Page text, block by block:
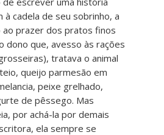
à cadela de seu sobrinho, a
ao prazer dos pratos finos
dono que, avesso às rações
tratava o animal
queijo parmesão em
peixe grelhado,
de pêssego. Mas
por achá-la por demais
ela sempre se